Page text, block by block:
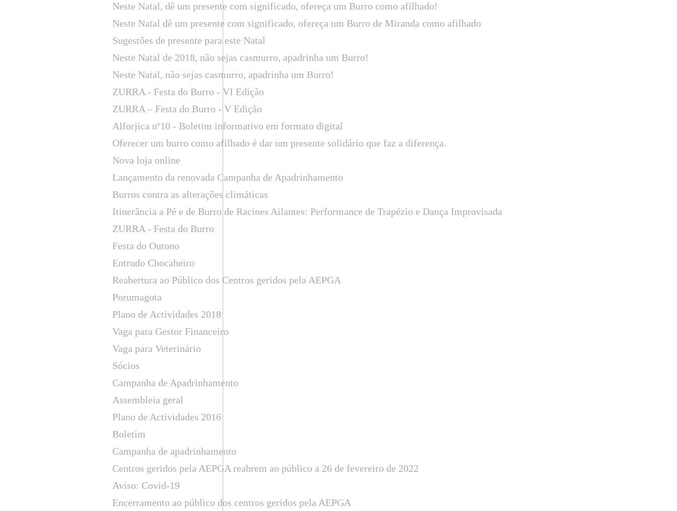
Neste Natal, dê um presente com significado, ofereça um Burro como afilhado!
Neste Natal dê um presente com significado, ofereça um Burro de Miranda como afilhado
Sugestões de presente para este Natal
Neste Natal de 2018, não sejas casmurro, apadrinha um Burro!
Neste Natal, não sejas casmurro, apadrinha um Burro!
ZURRA - Festa do Burro - VI Edição
ZURRA – Festa do Burro - V Edição
Alforjica nº10 - Boletim informativo em formato digital
Oferecer um burro como afilhado é dar um presente solidário que faz a diferença.
Nova loja online
Lançamento da renovada Campanha de Apadrinhamento
Burros contra as alterações climáticas
Itinerância a Pé e de Burro de Racines Ailantes: Performance de Trapézio e Dança Improvisada
ZURRA - Festa do Burro
Festa do Outono
Entrudo Chocaheiro
Reabertura ao Público dos Centros geridos pela AEPGA
Porumagota
Plano de Actividades 2018
Vaga para Gestor Financeiro
Vaga para Veterinário
Sócios
Campanha de Apadrinhamento
Assembleia geral
Plano de Actividades 2016
Boletim
Campanha de apadrinhamento
Centros geridos pela AEPGA reabrem ao público a 26 de fevereiro de 2022
Aviso: Covid-19
Encerramento ao público dos centros geridos pela AEPGA